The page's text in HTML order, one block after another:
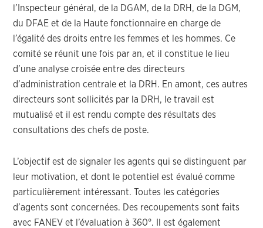
l’Inspecteur général, de la DGAM, de la DRH, de la DGM,
du DFAE et de la Haute fonctionnaire en charge de
l’égalité des droits entre les femmes et les hommes. Ce
comité se réunit une fois par an, et il constitue le lieu
d’une analyse croisée entre des directeurs
d’administration centrale et la DRH. En amont, ces autres
directeurs sont sollicités par la DRH, le travail est
mutualisé et il est rendu compte des résultats des
consultations des chefs de poste.
L’objectif est de signaler les agents qui se distinguent par
leur motivation, et dont le potentiel est évalué comme
particulièrement intéressant. Toutes les catégories
d’agents sont concernées. Des recoupements sont faits
avec FANEV et l’évaluation à 360°. Il est également